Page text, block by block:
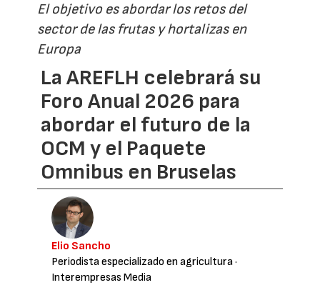
El objetivo es abordar los retos del
sector de las frutas y hortalizas en
Europa
La AREFLH celebrará su
Foro Anual 2026 para
abordar el futuro de la
OCM y el Paquete
Omnibus en Bruselas
Elio Sancho
Periodista especializado en agricultura·
Interempresas Media